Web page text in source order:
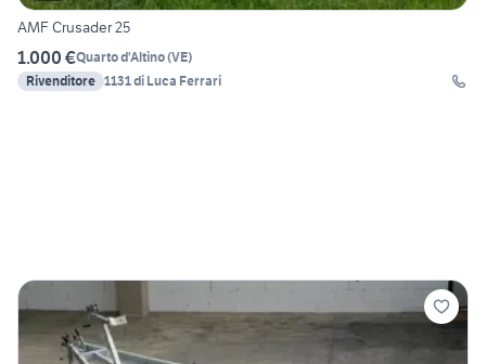
AMF Crusader 25
1.000 €Quarto d'Altino(VE)
Rivenditore 1131 di Luca Ferrari